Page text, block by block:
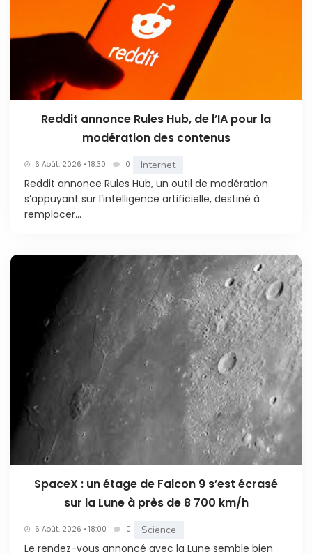
Reddit annonce Rules Hub, de l’IA pour la
modération des contenus
6 Août. 2026 • 18:30 0 Internet
Reddit annonce Rules Hub, un outil de modération
s’appuyant sur l’intelligence artificielle, destiné à
remplacer...
SpaceX : un étage de Falcon 9 s’est écrasé
sur la Lune à près de 8 700 km/h
6 Août. 2026 • 18:00 0 Science
Le rendez-vous annoncé avec la Lune semble bien